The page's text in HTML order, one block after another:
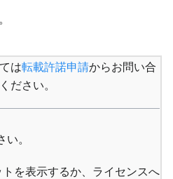
は転載許諾申請からお問い合
ださい。
。
を表示するか、ライセンスへ